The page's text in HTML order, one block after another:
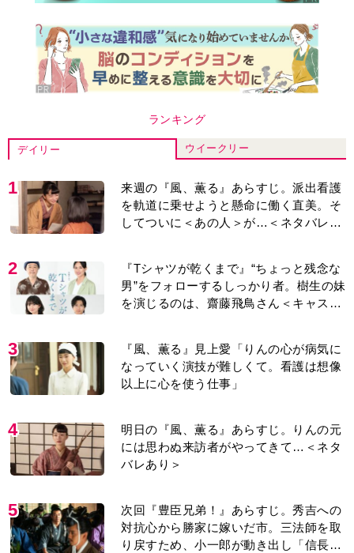
ランキング
デイリー ウイークリー
1
来週の『風、薫る』あらすじ。派出看護
を軌道に乗せようと懸命に働く直美。そ
してついに＜あの人＞が…＜ネタバレあ
2
『Tシャツが乾くまで』“ちょっと残念な
男”をフォローするしっかり者。樹生の妹
を演じるのは、齋藤飛鳥さん＜キャスト
3
『風、薫る』見上愛「りんの心が病気に
なっていく演技が難しくて。看護は想像
以上に心を使う仕事」
4
明日の『風、薫る』あらすじ。りんの元
には思わぬ来訪者がやってきて…＜ネタ
バレあり＞
5
次回『豊臣兄弟！』あらすじ。秀吉への
対抗心から勝家に嫁いだ市。三法師を取
り戻すため、小一郎が動き出し「信長の